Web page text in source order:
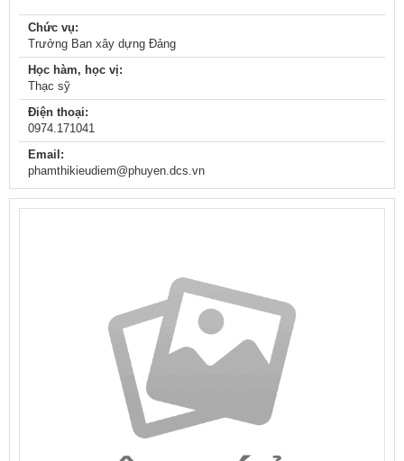
Chức vụ:
Trưởng Ban xây dựng Đảng
Học hàm, học vị:
Thạc sỹ
Điện thoại:
0974.171041
Email:
phamthikieudiem@phuyen.dcs.vn